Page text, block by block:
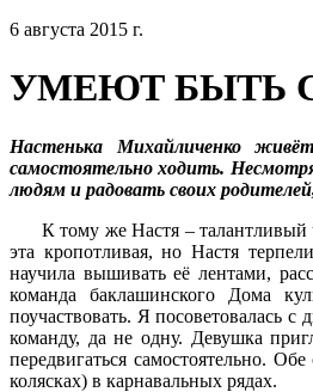
6 августа 2015 г.
УМЕЮТ БЫТЬ
Настенька Михайличенко
самостоятельно ходить.
людям и радовать своих
К тому же Настя – талантливый
эта кропотливая, но Настя
научила вышивать её лентами,
команда баклашинского Дома
поучаствовать. Я
команду, да не одну. Девушка
передвигаться самостоятельно.
колясках) в карнавальных рядах.